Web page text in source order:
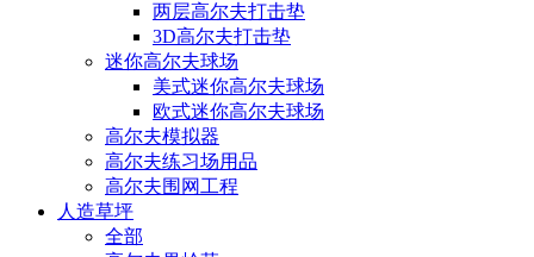
两层高尔夫打击垫
3D高尔夫打击垫
迷你高尔夫球场
美式迷你高尔夫球场
欧式迷你高尔夫球场
高尔夫模拟器
高尔夫练习场用品
高尔夫围网工程
人造草坪
全部